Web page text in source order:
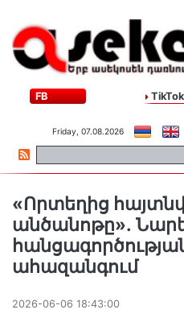
FB TikTok
Friday, 07.08.2026
«Որտեղից
անծանոթը»․
ահազանգում
2026-06-06 18:43:00